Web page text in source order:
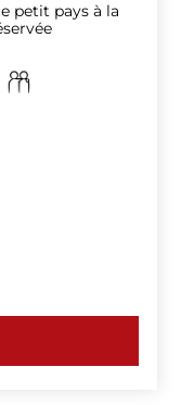
petit pays à la